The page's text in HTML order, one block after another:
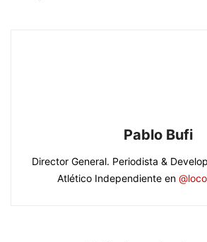
Pablo Bufi
Director General. Periodista &
Atlético Independiente en